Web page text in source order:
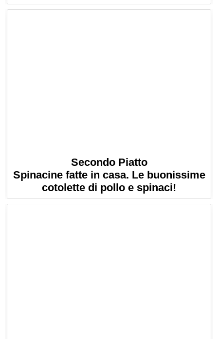
Secondo Piatto
Spinacine fatte in casa. Le buonissime
cotolette di pollo e spinaci!